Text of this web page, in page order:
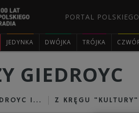
PORTAL
JEDYNKA DWÓJKA TRÓJKA
GIEDROYC
I... Z KRĘGU "KULTURY"